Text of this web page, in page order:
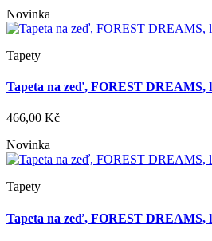
Novinka
Tapety
Tapeta na zeď, FOREST DREAMS,
466,00 Kč
Novinka
Tapety
Tapeta na zeď, FOREST DREAMS,